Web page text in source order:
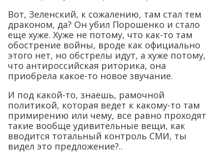
Вот, Зеленский, к сожалению, там стал тем
драконом, да? Он убил Порошенко и стало
еще хуже. Хуже не потому, что как-то там
обострение войны, вроде как официально
этого нет, но обстрелы идут, а хуже потому,
что антироссийская риторика, она
приобрела какое-то новое звучание.
И под какой-то, знаешь, рамочной
политикой, которая ведет к какому-то там
примирению или чему, все равно проходят
такие вообще удивительные вещи, как
вводится тотальный контроль СМИ, ты
видел это предложение?..